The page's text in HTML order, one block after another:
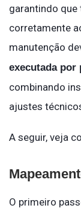
garantindo
corretamente
manutenção
executada
combinando
ajustes
A seguir, veja
O primeiro